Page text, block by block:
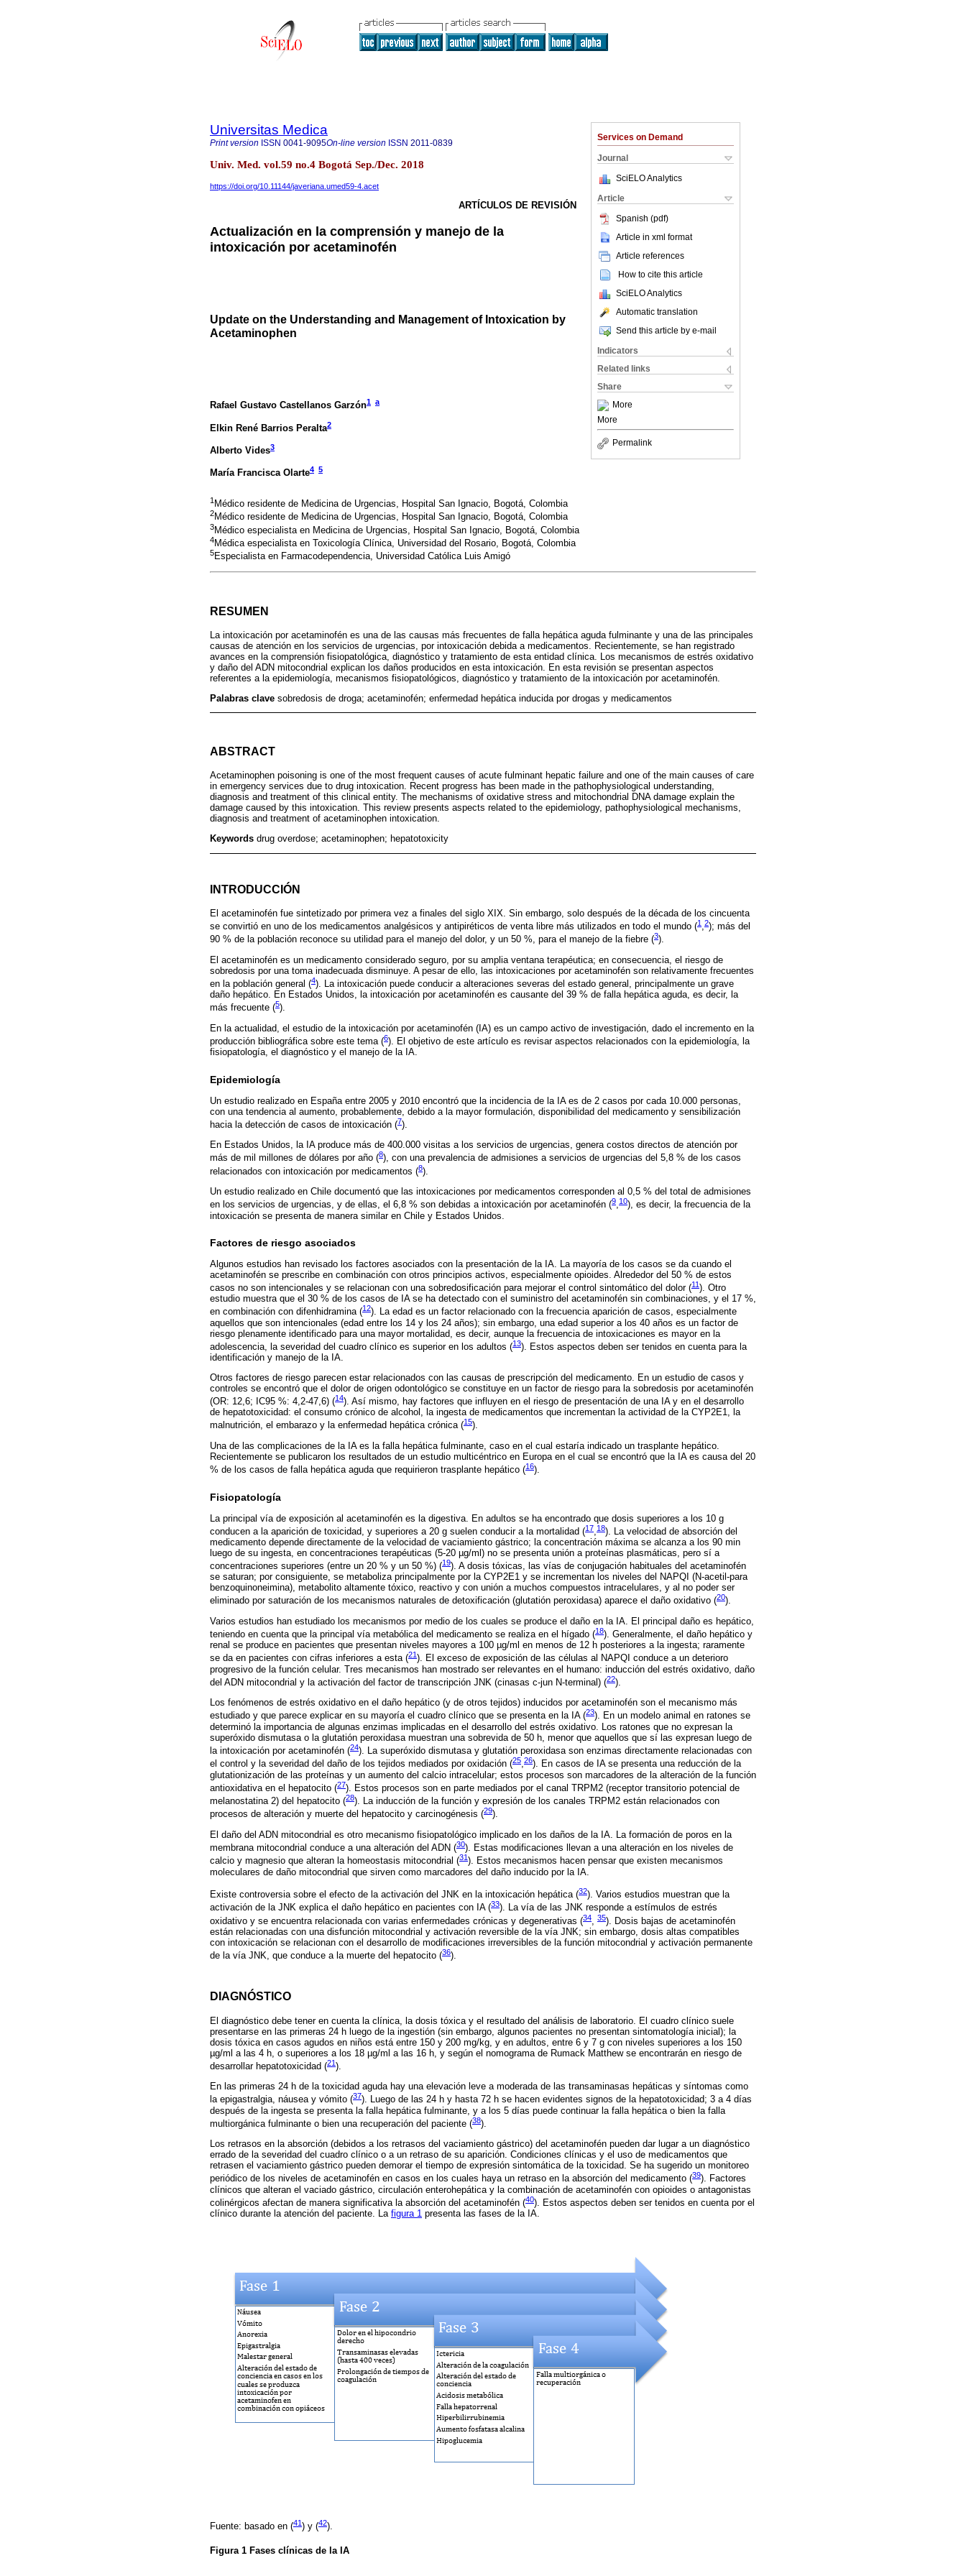
Services on Demand
Journal
SciELO Analytics
Article
Spanish (pdf)
Article in xml format
Article references
How to cite this article
SciELO Analytics
Automatic translation
Send this article by e-mail
Indicators
Related links
Share
More
More
Permalink
Universitas Medica
Print version ISSN 0041-9095On-line version ISSN 2011-0839
Univ. Med. vol.59 no.4 Bogotá Sep./Dec. 2018
https://doi.org/10.11144/javeriana.umed59-4.acet
ARTÍCULOS DE REVISIÓN
Actualización en la comprensión y manejo de la
intoxicación por acetaminofén
Update on the Understanding and Management of Intoxication by
Acetaminophen
Rafael Gustavo Castellanos Garzón1 a
Elkin René Barrios Peralta2
Alberto Vides3
María Francisca Olarte4 5
1 Médico residente de Medicina de Urgencias, Hospital San Ignacio, Bogotá, Colombia
2Médico residente de Medicina de Urgencias, Hospital San Ignacio, Bogotá, Colombia
3Médico especialista en Medicina de Urgencias, Hospital San Ignacio, Bogotá, Colombia
4Médica especialista en Toxicología Clínica, Universidad del Rosario, Bogotá, Colombia
5Especialista en Farmacodependencia, Universidad Católica Luis Amigó
RESUMEN
La intoxicación por acetaminofén es una de las causas más frecuentes de falla hepática aguda fulminante y una de las principales
causas de atención en los servicios de urgencias, por intoxicación debida a medicamentos. Recientemente, se han registrado
avances en la comprensión fisiopatológica, diagnóstico y tratamiento de esta entidad clínica. Los mecanismos de estrés oxidativo
y daño del ADN mitocondrial explican los daños producidos en esta intoxicación. En esta revisión se presentan aspectos
referentes a la epidemiología, mecanismos fisiopatológicos, diagnóstico y tratamiento de la intoxicación por acetaminofén.
Palabras clave sobredosis de droga; acetaminofén; enfermedad hepática inducida por drogas y medicamentos
ABSTRACT
Acetaminophen poisoning is one of the most frequent causes of acute fulminant hepatic failure and one of the main causes of care
in emergency services due to drug intoxication. Recent progress has been made in the pathophysiological understanding,
diagnosis and treatment of this clinical entity. The mechanisms of oxidative stress and mitochondrial DNA damage explain the
damage caused by this intoxication. This review presents aspects related to the epidemiology, pathophysiological mechanisms,
diagnosis and treatment of acetaminophen intoxication.
Keywords drug overdose; acetaminophen; hepatotoxicity
INTRODUCCIÓN
El acetaminofén fue sintetizado por primera vez a finales del siglo XIX. Sin embargo, solo después de la década de los cincuenta
se convirtió en uno de los medicamentos analgésicos y antipiréticos de venta libre más utilizados en todo el mundo (1 ,2); más del
90 % de la población reconoce su utilidad para el manejo del dolor, y un 50 %, para el manejo de la fiebre (3).
El acetaminofén es un medicamento considerado seguro, por su amplia ventana terapéutica; en consecuencia, el riesgo de
sobredosis por una toma inadecuada disminuye. A pesar de ello, las intoxicaciones por acetaminofén son relativamente frecuentes
en la población general (4). La intoxicación puede conducir a alteraciones severas del estado general, principalmente un grave
daño hepático. En Estados Unidos, la intoxicación por acetaminofén es causante del 39 % de falla hepática aguda, es decir, la
más frecuente (5).
En la actualidad, el estudio de la intoxicación por acetaminofén (IA) es un campo activo de investigación, dado el incremento en la
producción bibliográfica sobre este tema (6). El objetivo de este artículo es revisar aspectos relacionados con la epidemiología, la
fisiopatología, el diagnóstico y el manejo de la IA.
Epidemiología
Un estudio realizado en España entre 2005 y 2010 encontró que la incidencia de la IA es de 2 casos por cada 10.000 personas,
con una tendencia al aumento, probablemente, debido a la mayor formulación, disponibilidad del medicamento y sensibilización
hacia la detección de casos de intoxicación (7).
En Estados Unidos, la IA produce más de 400.000 visitas a los servicios de urgencias, genera costos directos de atención por
más de mil millones de dólares por año (8), con una prevalencia de admisiones a servicios de urgencias del 5,8 % de los casos
relacionados con intoxicación por medicamentos (8).
Un estudio realizado en Chile documentó que las intoxicaciones por medicamentos corresponden al 0,5 % del total de admisiones
en los servicios de urgencias, y de ellas, el 6,8 % son debidas a intoxicación por acetaminofén (9,10), es decir, la frecuencia de la
intoxicación se presenta de manera similar en Chile y Estados Unidos.
Factores de riesgo asociados
Algunos estudios han revisado los factores asociados con la presentación de la IA. La mayoría de los casos se da cuando el
acetaminofén se prescribe en combinación con otros principios activos, especialmente opioides. Alrededor del 50 % de estos
casos no son intencionales y se relacionan con una sobredosificación para mejorar el control sintomático del dolor (11). Otro
estudio muestra que el 30 % de los casos de IA se ha detectado con el suministro del acetaminofén sin combinaciones, y el 17 %,
en combinación con difenhidramina (12). La edad es un factor relacionado con la frecuencia aparición de casos, especialmente
aquellos que son intencionales (edad entre los 14 y los 24 años); sin embargo, una edad superior a los 40 años es un factor de
riesgo plenamente identificado para una mayor mortalidad, es decir, aunque la frecuencia de intoxicaciones es mayor en la
adolescencia, la severidad del cuadro clínico es superior en los adultos (13). Estos aspectos deben ser tenidos en cuenta para la
identificación y manejo de la IA.
Otros factores de riesgo parecen estar relacionados con las causas de prescripción del medicamento. En un estudio de casos y
controles se encontró que el dolor de origen odontológico se constituye en un factor de riesgo para la sobredosis por acetaminofén
(OR: 12,6; IC95 %: 4,2-47,6) (14). Así mismo, hay factores que influyen en el riesgo de presentación de una IA y en el desarrollo
de hepatotoxicidad: el consumo crónico de alcohol, la ingesta de medicamentos que incrementan la actividad de la CYP2E1, la
malnutrición, el embarazo y la enfermedad hepática crónica (15).
Una de las complicaciones de la IA es la falla hepática fulminante, caso en el cual estaría indicado un trasplante hepático.
Recientemente se publicaron los resultados de un estudio multicéntrico en Europa en el cual se encontró que la IA es causa del 20
% de los casos de falla hepática aguda que requirieron trasplante hepático (16).
Fisiopatología
La principal vía de exposición al acetaminofén es la digestiva. En adultos se ha encontrado que dosis superiores a los 10 g
conducen a la aparición de toxicidad, y superiores a 20 g suelen conducir a la mortalidad (17,18). La velocidad de absorción del
medicamento depende directamente de la velocidad de vaciamiento gástrico; la concentración máxima se alcanza a los 90 min
luego de su ingesta, en concentraciones terapéuticas (5-20 µg/ml) no se presenta unión a proteínas plasmáticas, pero sí a
concentraciones superiores (entre un 20 % y un 50 %) (19). A dosis tóxicas, las vías de conjugación habituales del acetaminofén
se saturan; por consiguiente, se metaboliza principalmente por la CYP2E1 y se incrementan los niveles del NAPQI (N-acetil-para
benzoquinoneimina), metabolito altamente tóxico, reactivo y con unión a muchos compuestos intracelulares, y al no poder ser
eliminado por saturación de los mecanismos naturales de detoxificación (glutatión peroxidasa) aparece el daño oxidativo (20).
Varios estudios han estudiado los mecanismos por medio de los cuales se produce el daño en la IA. El principal daño es hepático,
teniendo en cuenta que la principal vía metabólica del medicamento se realiza en el hígado (18). Generalmente, el daño hepático y
renal se produce en pacientes que presentan niveles mayores a 100 µg/ml en menos de 12 h posteriores a la ingesta; raramente
se da en pacientes con cifras inferiores a esta (21 ). El exceso de exposición de las células al NAPQI conduce a un deterioro
progresivo de la función celular. Tres mecanismos han mostrado ser relevantes en el humano: inducción del estrés oxidativo, daño
del ADN mitocondrial y la activación del factor de transcripción JNK (cinasas c-jun N-terminal) (22).
Los fenómenos de estrés oxidativo en el daño hepático (y de otros tejidos) inducidos por acetaminofén son el mecanismo más
estudiado y que parece explicar en su mayoría el cuadro clínico que se presenta en la IA (23). En un modelo animal en ratones se
determinó la importancia de algunas enzimas implicadas en el desarrollo del estrés oxidativo. Los ratones que no expresan la
superóxido dismutasa o la glutatión peroxidasa muestran una sobrevida de 50 h, menor que aquellos que sí las expresan luego de
la intoxicación por acetaminofén (24). La superóxido dismutasa y glutatión peroxidasa son enzimas directamente relacionadas con
el control y la severidad del daño de los tejidos mediados por oxidación (25,26). En casos de IA se presenta una reducción de la
glutationización de las proteínas y un aumento del calcio intracelular; estos procesos son marcadores de la alteración de la función
antioxidativa en el hepatocito (27). Estos procesos son en parte mediados por el canal TRPM2 (receptor transitorio potencial de
melanostatina 2) del hepatocito (28). La inducción de la función y expresión de los canales TRPM2 están relacionados con
procesos de alteración y muerte del hepatocito y carcinogénesis (29).
El daño del ADN mitocondrial es otro mecanismo fisiopatológico implicado en los daños de la IA. La formación de poros en la
membrana mitocondrial conduce a una alteración del ADN (30). Estas modificaciones llevan a una alteración en los niveles de
calcio y magnesio que alteran la homeostasis mitocondrial (31 ). Estos mecanismos hacen pensar que existen mecanismos
moleculares de daño mitocondrial que sirven como marcadores del daño inducido por la IA.
Existe controversia sobre el efecto de la activación del JNK en la intoxicación hepática (32). Varios estudios muestran que la
activación de la JNK explica el daño hepático en pacientes con IA (33). La vía de las JNK responde a estímulos de estrés
oxidativo y se encuentra relacionada con varias enfermedades crónicas y degenerativas (34, 35). Dosis bajas de acetaminofén
están relacionadas con una disfunción mitocondrial y activación reversible de la vía JNK; sin embargo, dosis altas compatibles
con intoxicación se relacionan con el desarrollo de modificaciones irreversibles de la función mitocondrial y activación permanente
de la vía JNK, que conduce a la muerte del hepatocito (36).
DIAGNÓSTICO
El diagnóstico debe tener en cuenta la clínica, la dosis tóxica y el resultado del análisis de laboratorio. El cuadro clínico suele
presentarse en las primeras 24 h luego de la ingestión (sin embargo, algunos pacientes no presentan sintomatología inicial); la
dosis tóxica en casos agudos en niños está entre 150 y 200 mg/kg, y en adultos, entre 6 y 7 g con niveles superiores a los 150
µg/ml a las 4 h, o superiores a los 18 µg/ml a las 16 h, y según el nomograma de Rumack Matthew se encontrarán en riesgo de
desarrollar hepatotoxicidad (21).
En las primeras 24 h de la toxicidad aguda hay una elevación leve a moderada de las transaminasas hepáticas y síntomas como
la epigastralgia, náusea y vómito (37). Luego de las 24 h y hasta 72 h se hacen evidentes signos de la hepatotoxicidad; 3 a 4 días
después de la ingesta se presenta la falla hepática fulminante, y a los 5 días puede continuar la falla hepática o bien la falla
multiorgánica fulminante o bien una recuperación del paciente (38).
Los retrasos en la absorción (debidos a los retrasos del vaciamiento gástrico) del acetaminofén pueden dar lugar a un diagnóstico
errado de la severidad del cuadro clínico o a un retraso de su aparición. Condiciones clínicas y el uso de medicamentos que
retrasen el vaciamiento gástrico pueden demorar el tiempo de expresión sintomática de la toxicidad. Se ha sugerido un monitoreo
periódico de los niveles de acetaminofén en casos en los cuales haya un retraso en la absorción del medicamento (39). Factores
clínicos que alteran el vaciado gástrico, circulación enterohepática y la combinación de acetaminofén con opioides o antagonistas
colinérgicos afectan de manera significativa la absorción del acetaminofén (40). Estos aspectos deben ser tenidos en cuenta por el
clínico durante la atención del paciente. La figura 1 presenta las fases de la IA.
Fuente: basado en (41) y (42).
Figura 1 Fases clínicas de la IA